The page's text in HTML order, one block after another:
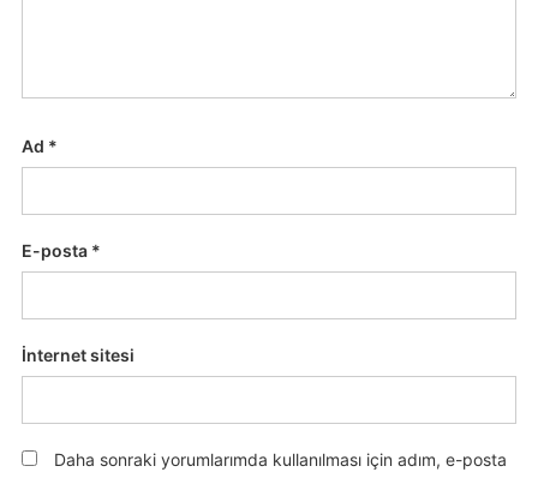
Ad *
E-posta *
İnternet sitesi
Daha sonraki yorumlarımda kullanılması için adım, e-posta